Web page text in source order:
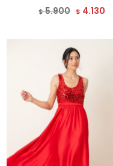
$5.900 $ 4.130